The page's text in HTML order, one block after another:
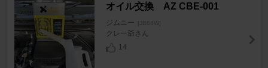
オイル交換 AZ CBE-001
ジムニー [JB64W]
クレー爺さん
14